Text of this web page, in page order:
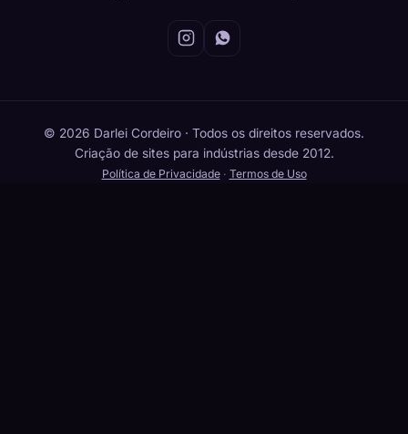
© 2026 Darlei Cordeiro · Todos os direitos reservados.
Criação de sites para indústrias desde 2012.
Política de Privacidade· Termos de Uso